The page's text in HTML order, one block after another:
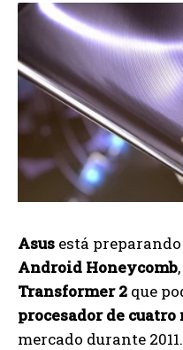
Asus está
Android Honeycomb
Transformer 2 que
procesador de cuatro
mercado durante 2011.